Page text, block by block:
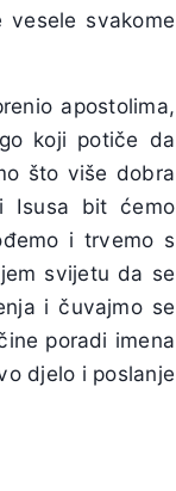
svakome
apostolima,
koji potiče da
što više dobra
Isusa bit ćemo
i trvemo s
svijetu da se
i čuvajmo se
poradi imena
djelo i poslanje